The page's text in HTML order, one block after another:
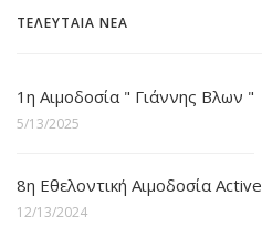
ΤΕΛΕΥΤΑΙΑ ΝΕΑ
1η Αιμοδοσία " Γιάννης Βλων "
5/13/2025
8η Εθελοντική Αιμοδοσία Active
12/13/2024